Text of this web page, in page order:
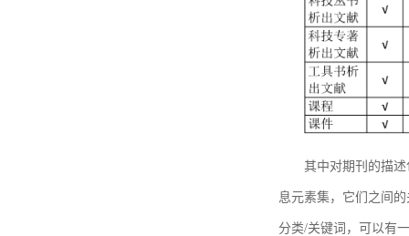
其中对期刊的描
息元素集，它们之间
分类/关键词，可以有